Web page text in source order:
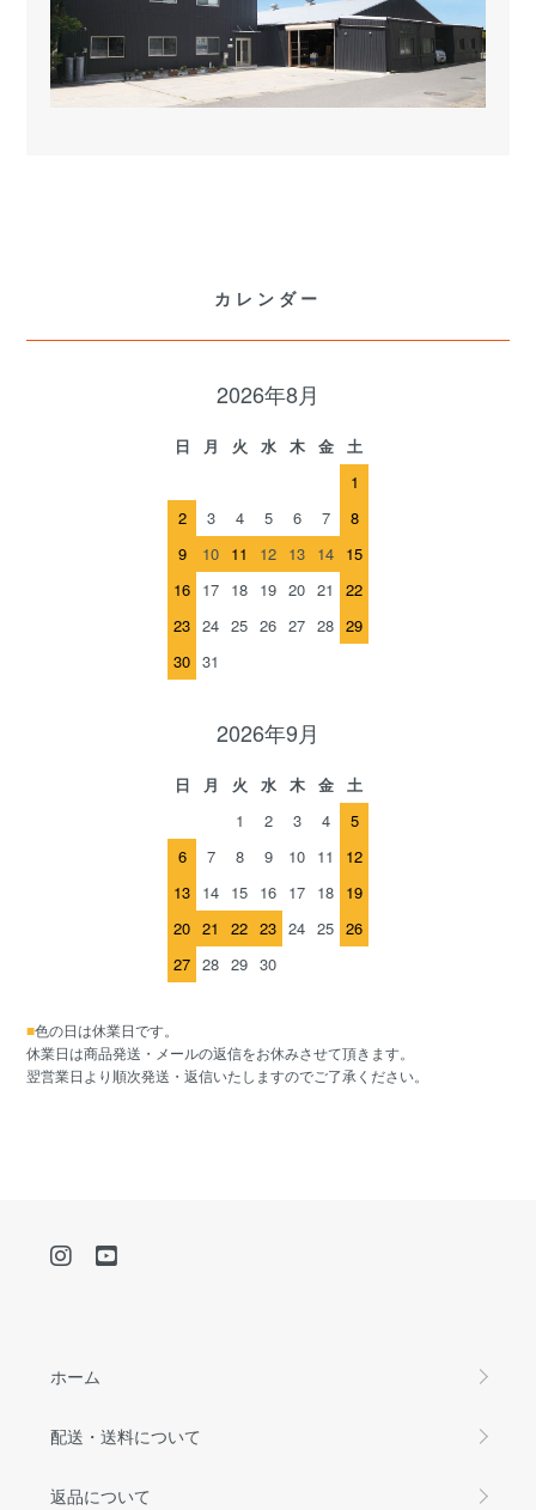
カレンダー
2026年8月
日 月 火 水 木 金
土
1
2
3 4 5 6 7
8
9
10 11 12 13 14 15
16 17 18 19 20 21
22
23 24 25 26 27 28 29
30 31
2026年9月
日 月 火 水 木 金
土
1
2 3 4
5
6
7 8 9 10 11
12
13 14 15 16 17 18 19
20 21 22 23 24 25 26
27 28 29 30
■色の日は休業日です。
休業日は商品発送・メールの返信をお休みさせて頂きます。
翌営業日より順次発送・返信いたしますのでご了承ください。
ホーム
配送・送料について
返品について